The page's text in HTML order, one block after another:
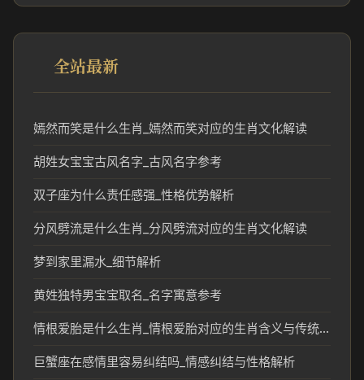
全站最新
嫣然而笑是什么生肖_嫣然而笑对应的生肖文化解读
胡姓女宝宝古风名字_古风名字参考
双子座为什么责任感强_性格优势解析
分风劈流是什么生肖_分风劈流对应的生肖文化解读
梦到家里漏水_细节解析
黄姓独特男宝宝取名_名字寓意参考
情根爱胎是什么生肖_情根爱胎对应的生肖含义与传统解析
巨蟹座在感情里容易纠结吗_情感纠结与性格解析